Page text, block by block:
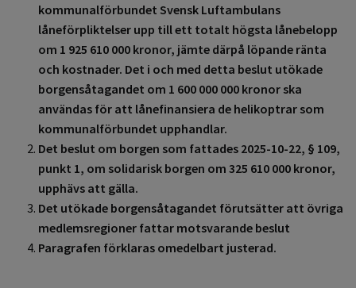
kommunalförbundet Svensk Luftambulans
låneförpliktelser upp till ett totalt högsta lånebelopp
om 1 925 610 000 kronor, jämte därpå löpande ränta
och kostnader. Det i och med detta beslut utökade
borgensåtagandet om 1 600 000 000 kronor ska
användas för att lånefinansiera de helikoptrar som
kommunalförbundet upphandlar.
Det beslut om borgen som fattades 2025-10-22, § 109,
punkt 1, om solidarisk borgen om 325 610 000 kronor,
upphävs att gälla.
Det utökade borgensåtagandet förutsätter att övriga
medlemsregioner fattar motsvarande beslut
Paragrafen förklaras omedelbart justerad.